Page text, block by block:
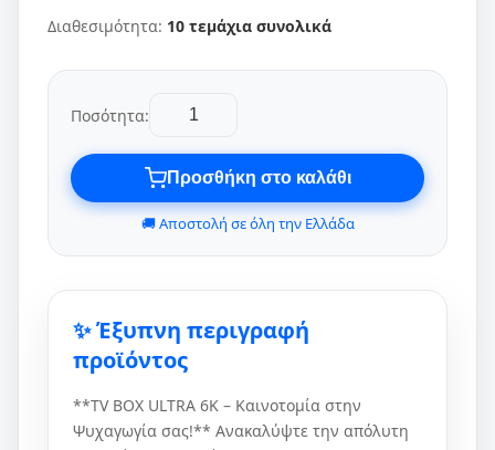
Διαθεσιμότητα: 10 τεμάχια συνολικά
Ποσότητα:
Προσθήκη στο καλάθι
🚚 Αποστολή σε όλη την Ελλάδα
✨ Έξυπνη περιγραφή
προϊόντος
**TV BOX ULTRA 6K – Καινοτομία στην
Ψυχαγωγία σας!** Ανακαλύψτε την απόλυτη